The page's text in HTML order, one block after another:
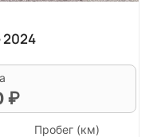
2024
₽
Пробег (км)